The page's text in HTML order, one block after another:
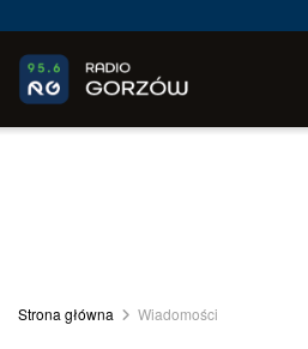
Strona główna Wiadomości